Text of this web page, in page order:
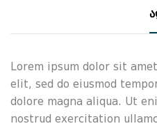
Lorem ipsum dolor sit
elit, sed do eiusmod
dolore magna aliqua. Ut
nostrud exercitation